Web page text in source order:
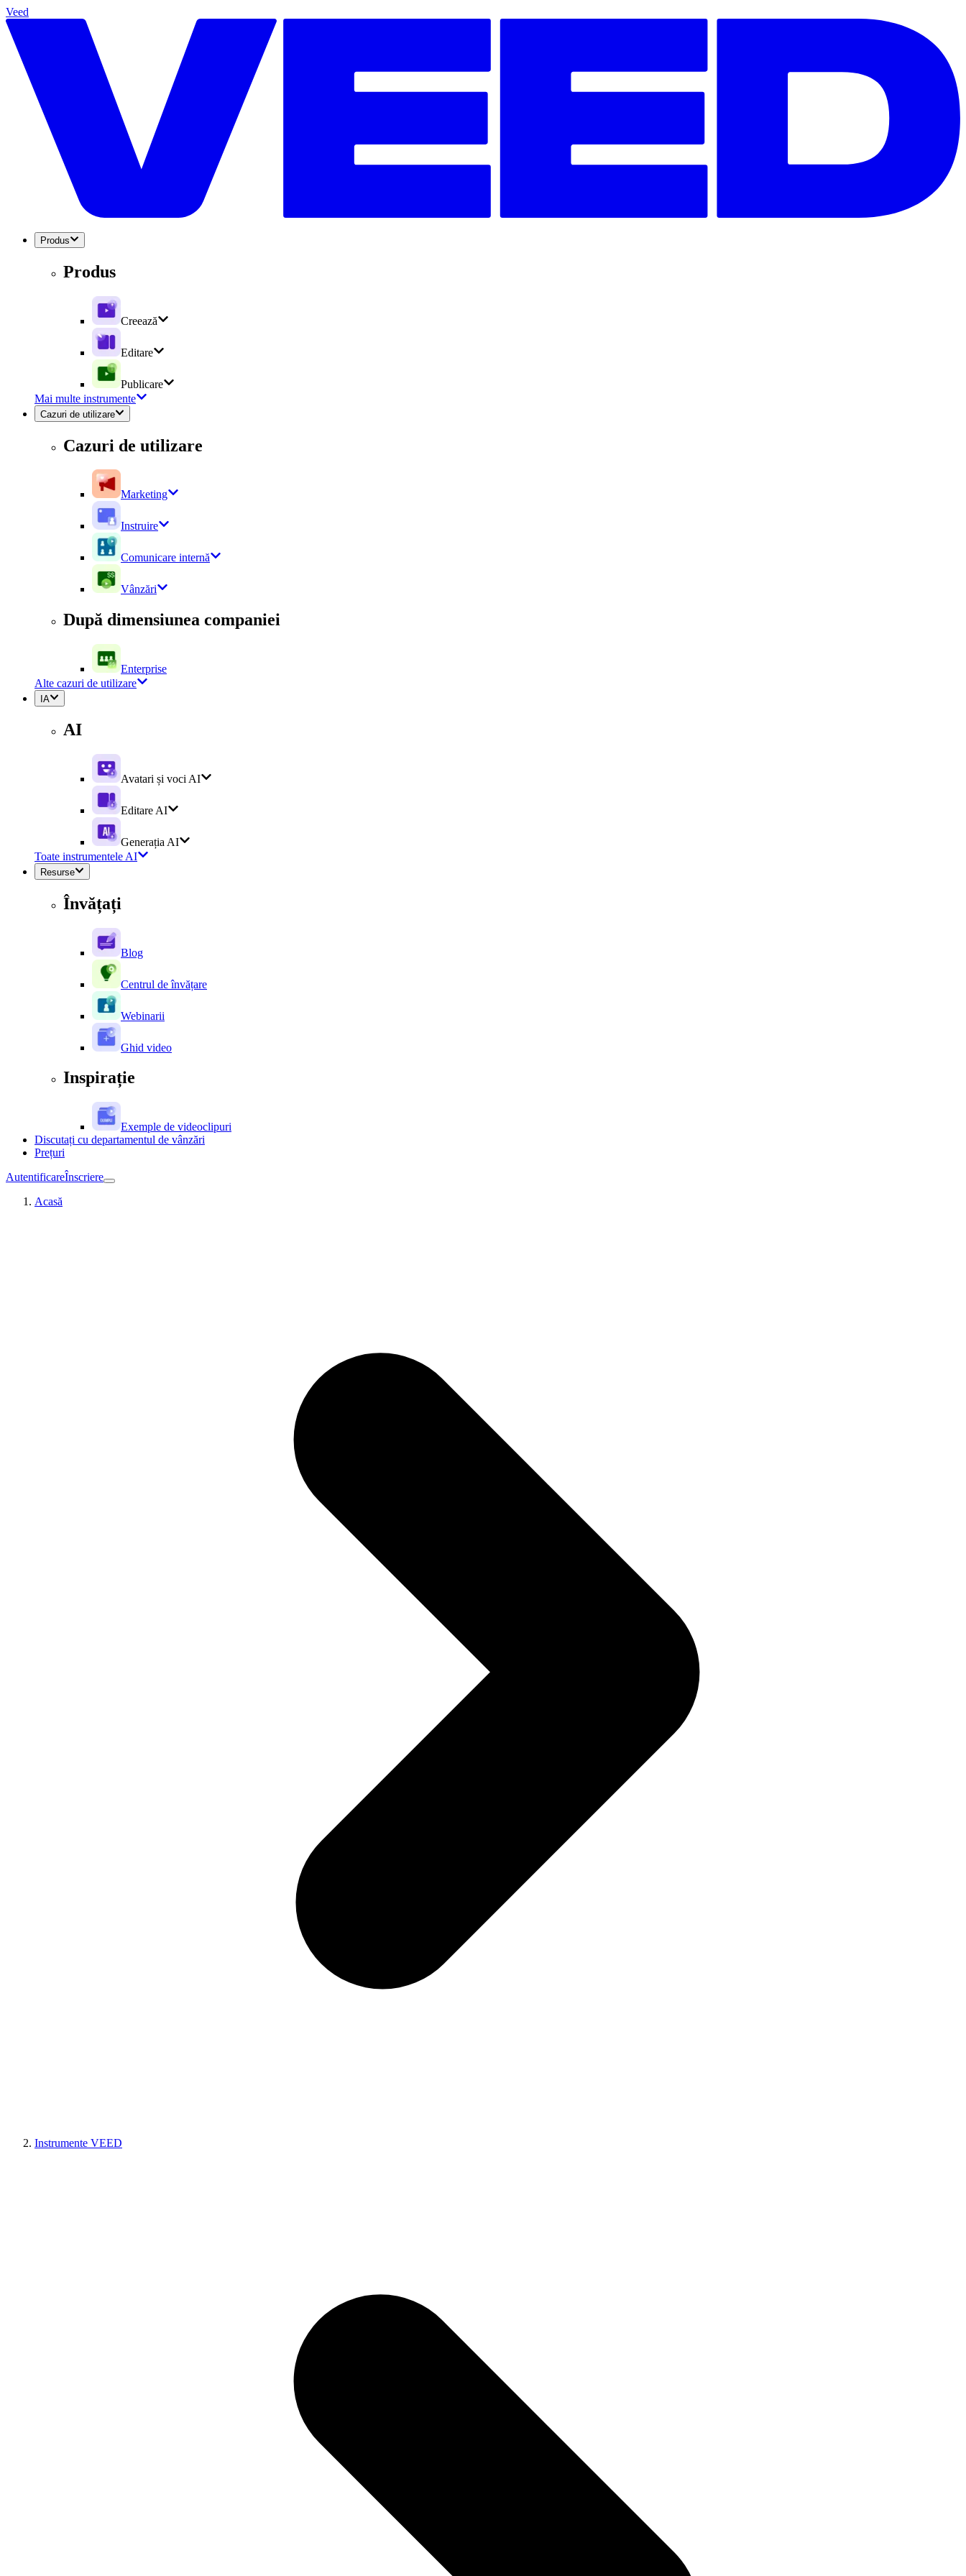
Veed
Produs
Produs
Creează
Editare
Publicare
Mai multe instrumente
Cazuri de utilizare
Cazuri de utilizare
Marketing
Instruire
Comunicare internă
Vânzări
După dimensiunea companiei
Enterprise
Alte cazuri de utilizare
IA
AI
Avatari și voci AI
Editare AI
Generația AI
Toate instrumentele AI
Resurse
Învățați
Blog
Centrul de învățare
Webinarii
Ghid video
Inspirație
Exemple de videoclipuri
Discutați cu departamentul de vânzări
Prețuri
AutentificareÎnscriere
Acasă
Instrumente VEED